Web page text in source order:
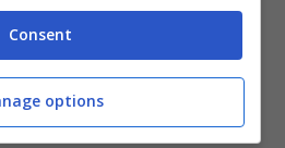
giocatore deve lasciare
si vuole duplicare. Gli altri
essere pronti a
nello stesso momento e
Consent
options